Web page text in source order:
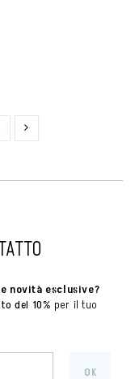
novità esclusive?
del 10% per il tuo